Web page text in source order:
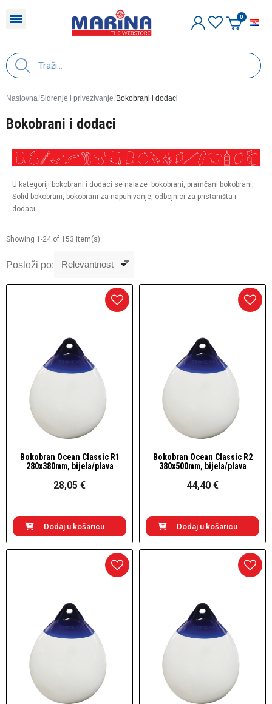
Naslovna Sidrenje i privezivanje Bokobrani i dodaci
Bokobrani i dodaci
U kategoriji bokobrani i dodaci se nalaze bokobrani, pramčani bokobrani,
Solid bokobrani, bokobrani za napuhivanje, odbojnici za pristaništa i
dodaci.
Showing 1-24 of 153 item(s)
Posloži po:
Brzi pogled
Bokobran Ocean Classic R1
280x380mm, bijela/plava
28,05 €
Dodaj u košaricu
Brzi pogled
Bokobran Ocean Classic R2
380x500mm, bijela/plava
44,40 €
Dodaj u košaricu